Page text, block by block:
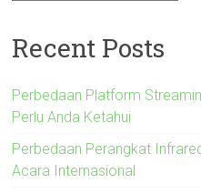
Recent Posts
Perbedaan Platform
Perlu Anda Ketahui
Perbedaan Perangkat
Acara Internasional